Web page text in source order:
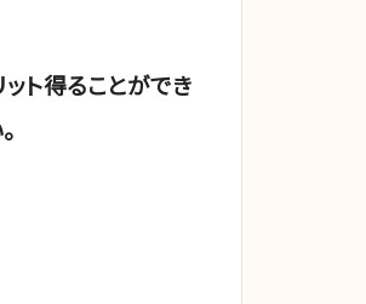
ト得ることができ